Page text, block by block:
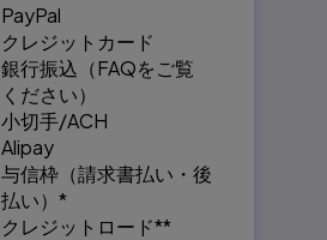
PayPal
クレジットカード
銀行振込（FAQをご覧
ください）
小切手/ACH
Alipay
与信枠（請求書払い・後
払い）*
クレジットロード**